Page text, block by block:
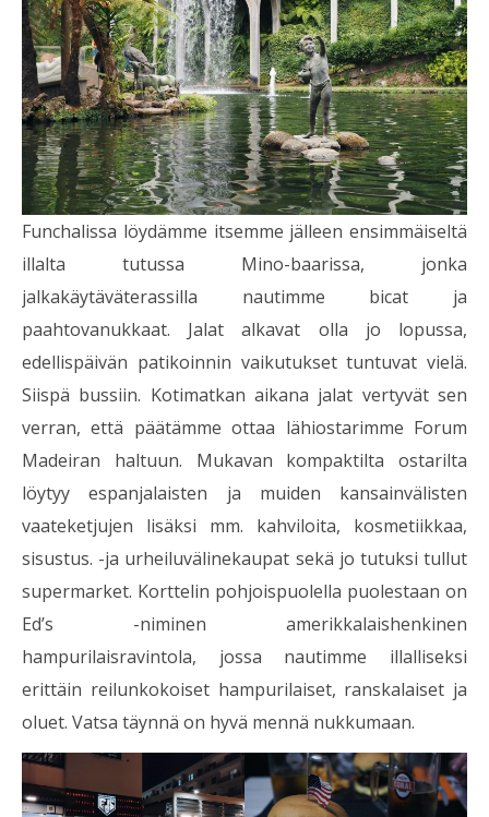
Funchalissa löydämme itsemme jälleen ensimmäiseltä
illalta tutussa Mino-baarissa, jonka
jalkakäytäväterassilla nautimme bicat ja
paahtovanukkaat. Jalat alkavat olla jo lopussa,
edellispäivän patikoinnin vaikutukset tuntuvat vielä.
Siispä bussiin. Kotimatkan aikana jalat vertyvät sen
verran, että päätämme ottaa lähiostarimme Forum
Madeiran haltuun. Mukavan kompaktilta ostarilta
löytyy espanjalaisten ja muiden kansainvälisten
vaateketjujen lisäksi mm. kahviloita, kosmetiikkaa,
sisustus. -ja urheiluvälinekaupat sekä jo tutuksi tullut
supermarket. Korttelin pohjoispuolella puolestaan on
Ed’s -niminen amerikkalaishenkinen
hampurilaisravintola, jossa nautimme illalliseksi
erittäin reilunkokoiset hampurilaiset, ranskalaiset ja
oluet. Vatsa täynnä on hyvä mennä nukkumaan.